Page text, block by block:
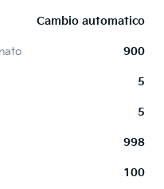
Cambio automatico
900
5
5
998
100